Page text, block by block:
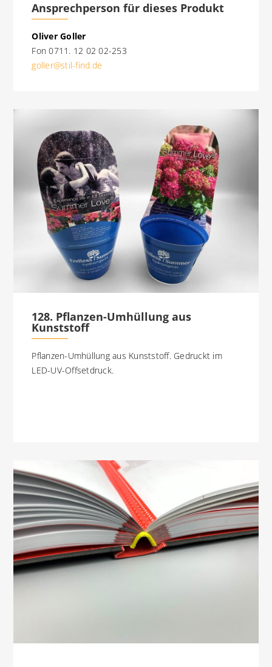
Ansprechperson für dieses Produkt
Oliver Goller
Fon 0711. 12 02 02-253
goller@stil-find.de
128. Pflanzen-Umhüllung aus
Kunststoff
Pflanzen-Umhüllung aus Kunststoff. Gedruckt im
LED-UV-Offsetdruck.